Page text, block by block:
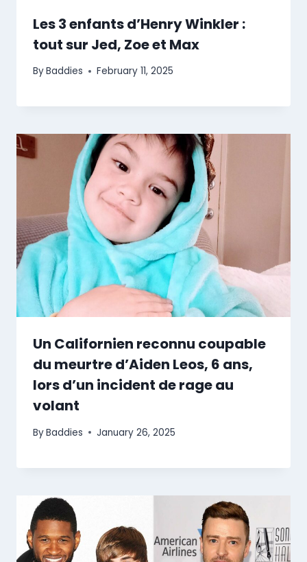
Les 3 enfants d’Henry Winkler :
tout sur Jed, Zoe et Max
ByBaddies February 11, 2025
Un Californien reconnu coupable
du meurtre d’Aiden Leos, 6 ans,
lors d’un incident de rage au
volant
ByBaddies January 26, 2025